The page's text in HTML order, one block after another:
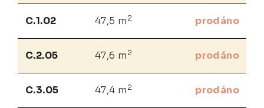
C.1.02 47,5 m 2 prodáno
C.2.05 47,6 m 2 prodáno
C.3.05 47,4 m 2 prodáno